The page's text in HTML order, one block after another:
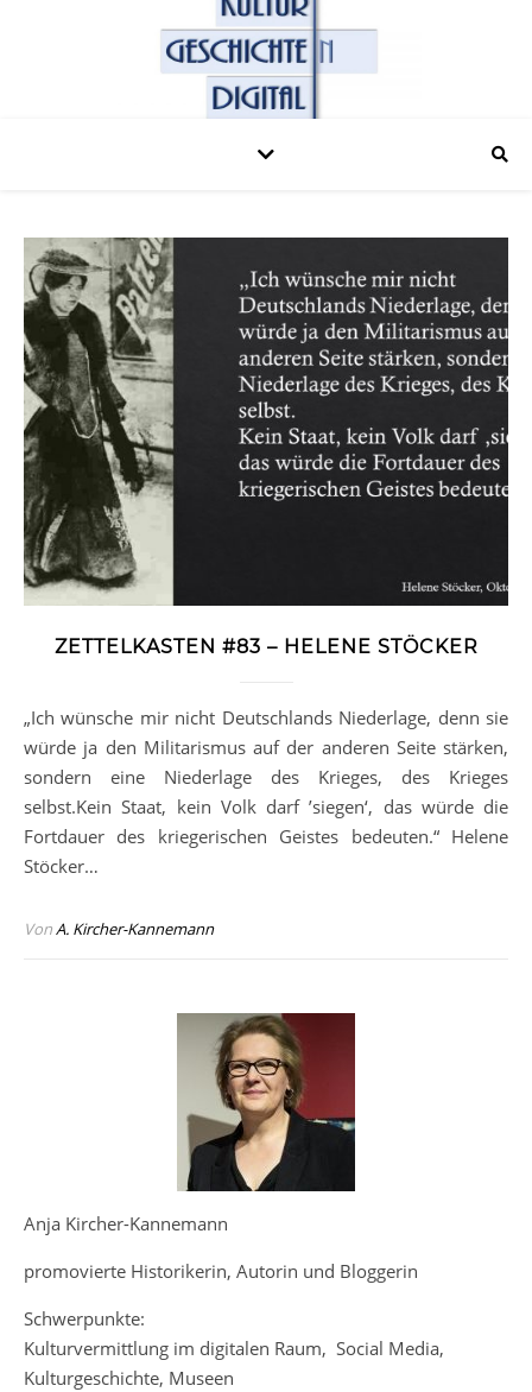
ZETTELKASTEN #83 – HELENE STÖCKER
„Ich wünsche mir nicht Deutschlands Niederlage, denn sie
würde ja den Militarismus auf der anderen Seite stärken,
sondern eine Niederlage des Krieges, des Krieges
selbst.Kein Staat, kein Volk darf ’siegen‘, das würde die
Fortdauer des kriegerischen Geistes bedeuten.“ Helene
Stöcker…
VonA. Kircher-Kannemann
Anja Kircher-Kannemann
promovierte Historikerin, Autorin und Bloggerin
Schwerpunkte:
Kulturvermittlung im digitalen Raum, Social Media,
Kulturgeschichte, Museen